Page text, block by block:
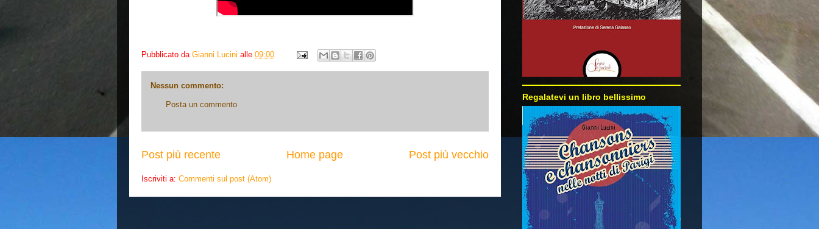
Pubblicato da Gianni Lucini alle 09:00
Nessun commento:
Posta un commento
Post più recente Post più vecchio
Home page
Iscriviti a: Commenti sul post (Atom)
Regalatevi un libro bellissimo